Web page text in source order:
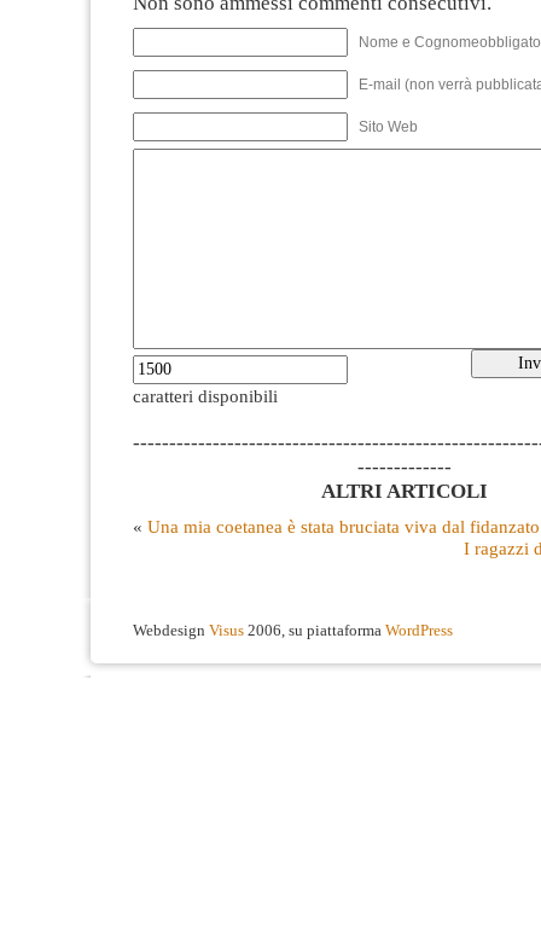
Nome e
E-mail (non verrà
Sito Web
caratteri disponibili
-------------
ALTRI ARTICOLI
« Una mia coetanea è stata bruciata viva dal fidanzato
I ragazzi
Webdesign Visus 2006, su piattaforma WordPress